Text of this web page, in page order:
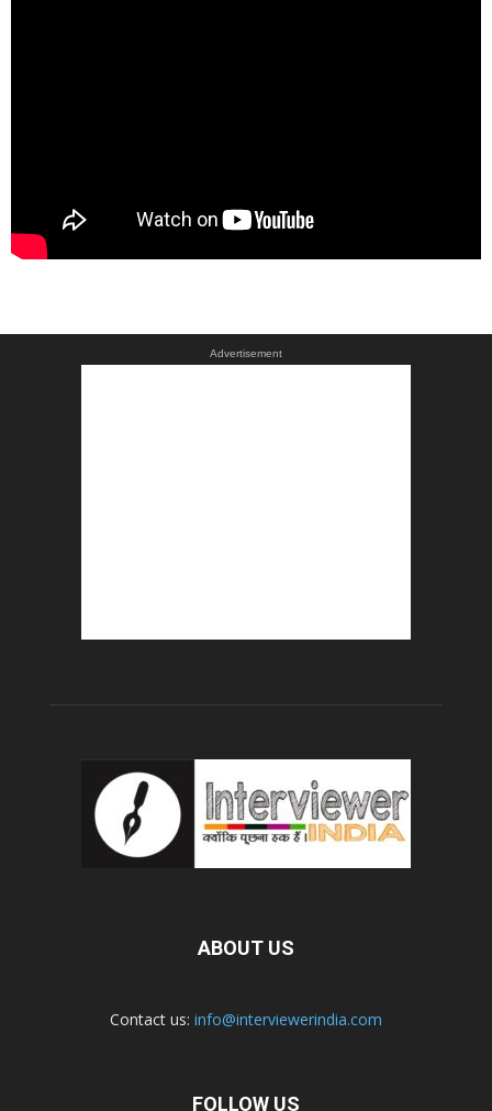
Advertisement
ABOUT US
Contact us: info@interviewerindia.com
FOLLOW US